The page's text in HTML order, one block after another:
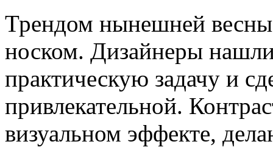
Трендом нынешней весны
носком. Дизайнеры
практическую задачу и
привлекательной.
визуальном эффекте,